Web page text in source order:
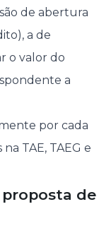
de abertura
a de
o valor do
a
por cada
TAE, TAEG e
de